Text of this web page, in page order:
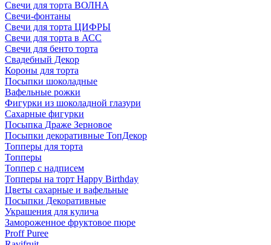
Свечи для торта ВОЛНА
Свечи-фонтаны
Свечи для торта ЦИФРЫ
Свечи для торта в АСС
Свечи для бенто торта
Свадебный Декор
Короны для торта
Посыпки шоколадные
Вафельные рожки
Фигурки из шоколадной глазури
Сахарные фигурки
Посыпка Драже Зерновое
Посыпки декоративные ТопДекор
Топперы для торта
Топперы
Топпер с надписем
Топперы на торт Happy Birthday
Цветы сахарные и вафельные
Посыпки Декоративные
Украшения для кулича
Замороженное фруктовое пюре
Proff Puree